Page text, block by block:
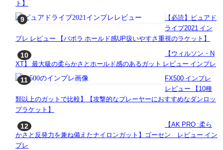
ト】
【必読】ピュアド
ライブ2021 イン
プレ レビュー 【バボラ ホールド感UP扱いやすさ重視のラケット】
【ウィルソン・N
XT】 最大級の柔らかさとホールド感のあるガット レビュー インプレ
FX500 インプレ
レビュー 【10種
類以上のガットで比較】【攻撃的なプレーヤーにおすすめなダンロッ
プラケット】
【AK PRO :柔ら
かさと反発力を兼ね備えたナイロンガット】ゴーセン レビュー イン
プレ